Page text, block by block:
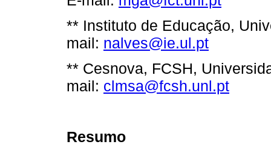
** Instituto de Educação,
mail: nalves@ie.ul.pt
** Cesnova, FCSH,
mail: clmsa@fcsh.unl.pt
Resumo